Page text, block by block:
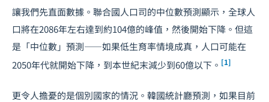
讓我們先直面數據。聯合國人口司的中位數預測顯示，全球人
口將在2086年左右達到約104億的峰值，然後開始下降。但這
是「中位數」預測——如果低生育率情境成真，人口可能在
2050年代就開始下降，到本世紀末減少到60億以下。 [1]
更令人擔憂的是個別國家的情況。韓國統計廳預測，如果目前